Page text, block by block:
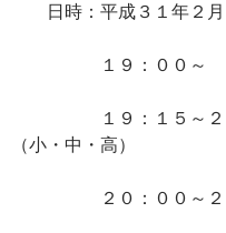
日時：平成３１年２月
１９：００～
１９：１５～２０
（小・中・高）
２０：００～２０